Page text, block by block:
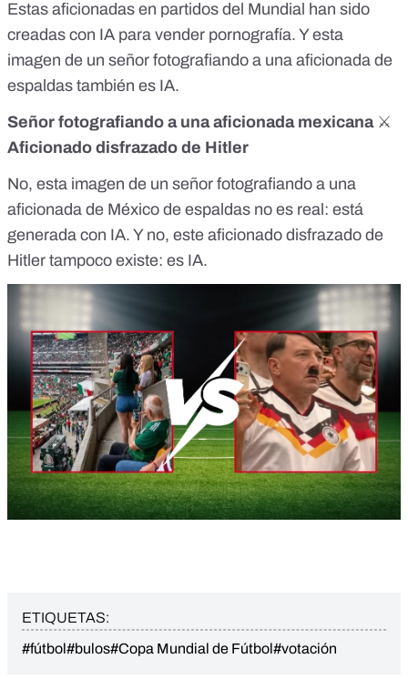
Estas aficionadas en partidos del Mundial han sido
creadas con IA para vender pornografía. Y esta
imagen de un señor fotografiando a una aficionada de
espaldas también es IA.
Señor fotografiando a una aficionada mexicana ⚔️
Aficionado disfrazado de Hitler
No, esta imagen de un señor fotografiando a una
aficionada de México de espaldas no es real: está
generada con IA. Y no, este aficionado disfrazado de
Hitler tampoco existe: es IA.
ETIQUETAS:
#fútbol#bulos#Copa Mundial de Fútbol#votación